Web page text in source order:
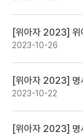
2023-10-26
[위아자 2023] 위
2023-10-22
[위아자 2023] 명
[위아자 2023] 명